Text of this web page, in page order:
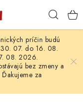
príčin budú
07. do 16. 08.
08. 2026.
bez zmeny a
za